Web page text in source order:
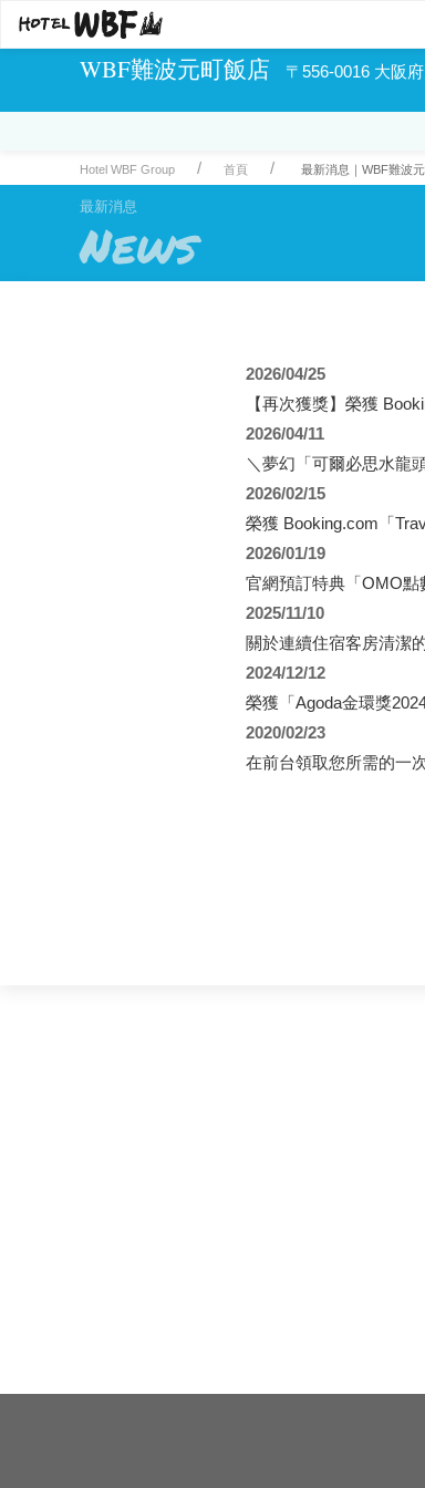
WBF難波元町飯店 〒556-0016 大阪
Hotel WBF Group 首頁 最新消息｜WBF難波
最新消息
News
2026/04/25
【再次獲獎】榮獲
2026/04/11
＼夢幻「可爾必思水龍
2026/02/15
榮獲 Booking.com「
2026/01/19
官網預訂特典「OMO點
2025/11/10
關於連續住宿客房清潔
2024/12/12
榮獲「Agoda金環獎2024
2020/02/23
在前台領取您所需的一